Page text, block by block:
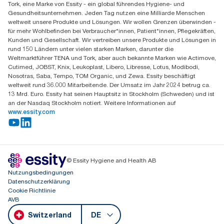
Essity Switzerland AG
Parkstraße 1b
6214 Schenkon
Mo-Do 8:00-16:30 | Fr 8:00-15:00
GLN: 7609999000928
Tork, eine Marke von Essity - ein global führendes Hygiene- und
Gesundheitsunternehmen. Jeden Tag nutzen eine Milliarde Menschen
weltweit unsere Produkte und Lösungen. Wir wollen Grenzen überwinden -
für mehr Wohlbefinden bei Verbraucher*innen, Patient*innen, Pflegekräften,
Kunden und Gesellschaft. Wir vertreiben unsere Produkte und Lösungen in
rund 150 Ländern unter vielen starken Marken, darunter die
Weltmarktführer TENA und Tork, aber auch bekannte Marken wie Actimove,
Cutimed, JOBST, Knix, Leukoplast, Libero, Libresse, Lotus, Modibodi,
Nosotras, Saba, Tempo, TOM Organic, und Zewa. Essity beschäftigt
weltweit rund 36.000 Mitarbeitende. Der Umsatz im Jahr 2024 betrug ca.
13 Mrd. Euro. Essity hat seinen Hauptsitz in Stockholm (Schweden) und ist
an der Nasdaq Stockholm notiert. Weitere Informationen auf
www.essity.com
© Essity Hygiene and Health AB
Nutzungsbedingungen
Datenschutzerklärung
Cookie Richtlinie
AVB
Switzerland DE